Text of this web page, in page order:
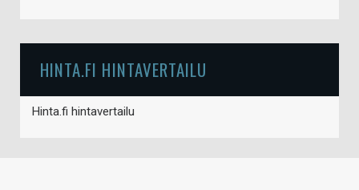
HINTA.FI HINTAVERTAILU
Hinta.fi hintavertailu